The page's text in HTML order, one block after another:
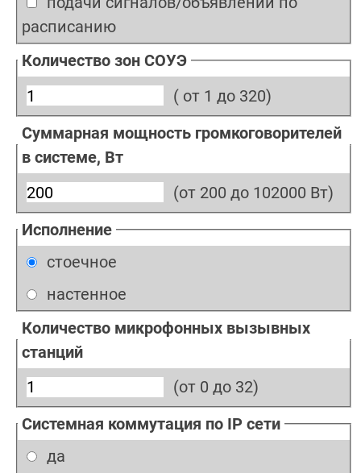
расписанию
Количество зон СОУЭ
( от 1 до 320)
Суммарная мощность громкоговорителей
в системе, Вт
(от 200 до 102000 Вт)
Исполнение
стоечное
настенное
Количество микрофонных вызывных
станций
(от 0 до 32)
Системная коммутация по IP сети
да